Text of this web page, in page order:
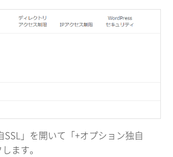
SSL」を開いて「+オプション独自
ます。